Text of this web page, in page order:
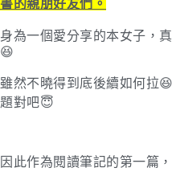
書的親朋好友們。
身為一個愛分享的本女子，
😆
雖然不曉得到底後續如何拉
題對吧😇
因此作為閱讀筆記的第一篇